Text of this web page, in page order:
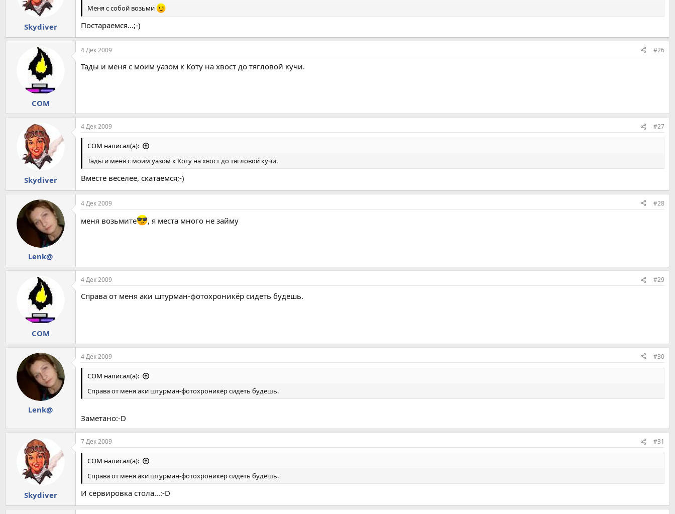
Skydiver
Меня с собой возьми
Постараемся...;-)
COM
4 Дек 2009 #26
Тады и меня с моим уазом к Коту на хвост до тягловой кучи.
Skydiver
4 Дек 2009 #27
COM написал(а):
Тады и меня с моим уазом к Коту на хвост до тягловой кучи.
Вместе веселее, скатаемся;-)
Lenk@
4 Дек 2009 #28
меня возьмите , я места много не займу
COM
4 Дек 2009 #29
Справа от меня аки штурман-фотохроникёр сидеть будешь.
Lenk@
4 Дек 2009 #30
COM написал(а):
Справа от меня аки штурман-фотохроникёр сидеть будешь.
Заметано:-D
Skydiver
7 Дек 2009 #31
COM написал(а):
Справа от меня аки штурман-фотохроникёр сидеть будешь.
И сервировка стола...:-D